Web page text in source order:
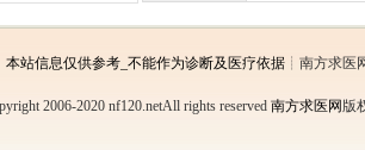
本站信息仅供参考_不能作为诊断及医疗依据┊南方求医
2006-2020 nf120.netAll rights reserved 南方求医网 版